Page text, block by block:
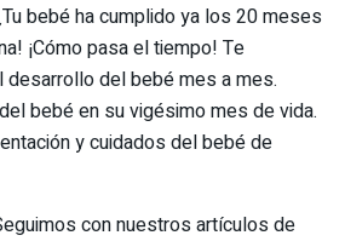
bebé ha cumplido ya los 20 meses
¡Cómo pasa el tiempo! Te
del bebé mes a mes.
bebé en su vigésimo mes de vida.
y cuidados del bebé de
con nuestros artículos de